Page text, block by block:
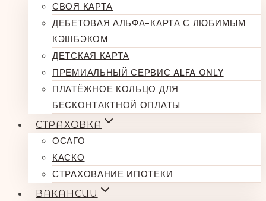
СВОЯ КАРТА
ДЕБЕТОВАЯ АЛЬФА-КАРТА С ЛЮБИМЫМ
КЭШБЭКОМ
ДЕТСКАЯ КАРТА
ПРЕМИАЛЬНЫЙ СЕРВИС ALFA ONLY
ПЛАТЁЖНОЕ КОЛЬЦО ДЛЯ
БЕСКОНТАКТНОЙ ОПЛАТЫ
СТРАХОВКА
ОСАГО
КАСКО
СТРАХОВАНИЕ ИПОТЕКИ
ВАКАНСИИ